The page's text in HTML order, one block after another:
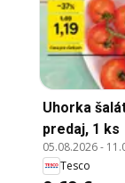
Uhorka
predaj, 1 ks
05.08.2026-
Tesco